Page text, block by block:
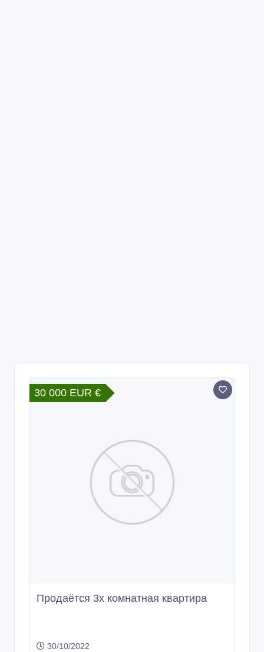
30 000 EUR €
Продаётся 3х комнатная квартира
30/10/2022